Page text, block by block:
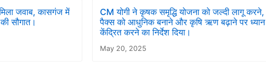
जवाब, कासगंज में
सौगात।
CM योगी ने कृषक समृद्धि योजना को जल्दी लागू करने,
पैक्स को आधुनिक बनाने और कृषि ऋण बढ़ाने पर ध्यान
केंद्रित करने का निर्देश दिया।
May 20, 2025